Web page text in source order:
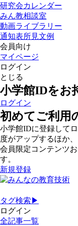
研究会カレンダー
みん教相談室
動画ライブラリー
通知表所見文例
会員向け
マイページ
ログイン
とじる
小学館IDをお
ログイン
初めてご利用
小学館IDに登録して
度がアップするほか、
会員限定コンテンツ
す。
新規登録
タグ検索▶
ログイン
全記事一覧